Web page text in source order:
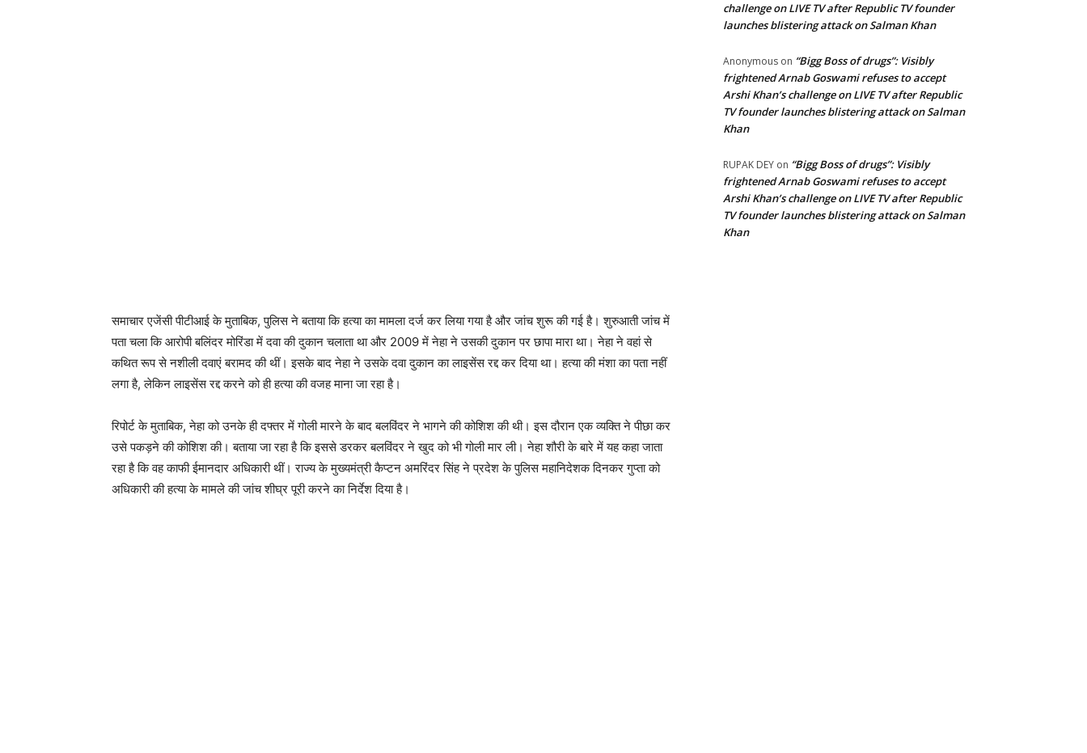
समाचार एजेंसी पीटीआई के मुताबिक, पुलिस ने बताया कि हत्या का मामला दर्ज कर लिया गया है और जांच शुरू की गई है। शुरुआती जांच में
पता चला कि आरोपी बलिंदर मोरिंडा में दवा की दुकान चलाता था और 2009 में नेहा ने उसकी दुकान पर छापा मारा था। नेहा ने वहां से
कथित रूप से नशीली दवाएं बरामद की थीं। इसके बाद नेहा ने उसके दवा दुकान का लाइसेंस रद्द कर दिया था। हत्या की मंशा का पता नहीं
लगा है, लेकिन लाइसेंस रद्द करने को ही हत्या की वजह माना जा रहा है।
रिपोर्ट के मुताबिक, नेहा को उनके ही दफ्तर में गोली मारने के बाद बलविंदर ने भागने की कोशिश की थी। इस दौरान एक व्यक्ति ने पीछा कर
उसे पकड़ने की कोशिश की। बताया जा रहा है कि इससे डरकर बलविंदर ने खुद को भी गोली मार ली। नेहा शौरी के बारे में यह कहा जाता
रहा है कि वह काफी ईमानदार अधिकारी थीं। राज्य के मुख्यमंत्री कैप्टन अमरिंदर सिंह ने प्रदेश के पुलिस महानिदेशक दिनकर गुप्ता को
अधिकारी की हत्या के मामले की जांच शीघ्र पूरी करने का निर्देश दिया है।
challenge on LIVE TV after Republic TV founder
launches blistering attack on Salman Khan
Anonymous on “Bigg Boss of drugs”: Visibly
frightened Arnab Goswami refuses to accept
Arshi Khan’s challenge on LIVE TV after Republic
TV founder launches blistering attack on Salman
Khan
RUPAK DEY on “Bigg Boss of drugs”: Visibly
frightened Arnab Goswami refuses to accept
Arshi Khan’s challenge on LIVE TV after Republic
TV founder launches blistering attack on Salman
Khan